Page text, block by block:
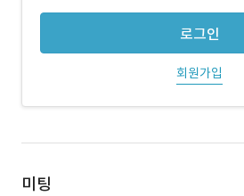
로그인
회원가입
미팅